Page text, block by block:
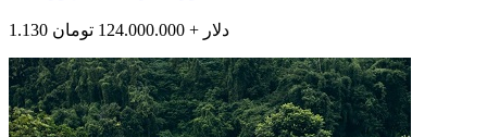
1.130 دلار + 124.000.000 تومان